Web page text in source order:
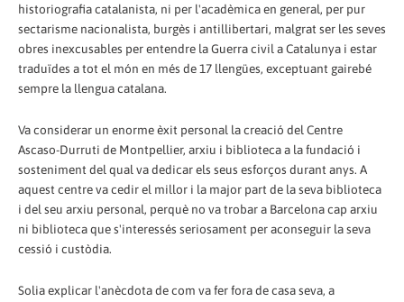
historiografia catalanista, ni per l'acadèmica en general, per pur
sectarisme nacionalista, burgès i antillibertari, malgrat ser les seves
obres inexcusables per entendre la Guerra civil a Catalunya i estar
traduïdes a tot el món en més de 17 llengües, exceptuant gairebé
sempre la llengua catalana.
Va considerar un enorme èxit personal la creació del Centre
Ascaso-Durruti de Montpellier, arxiu i biblioteca a la fundació i
sosteniment del qual va dedicar els seus esforços durant anys. A
aquest centre va cedir el millor i la major part de la seva biblioteca
i del seu arxiu personal, perquè no va trobar a Barcelona cap arxiu
ni biblioteca que s'interessés seriosament per aconseguir la seva
cessió i custòdia.
Solia explicar l'anècdota de com va fer fora de casa seva, a